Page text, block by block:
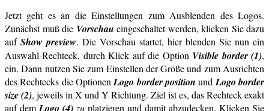
Jetzt geht es an die Einstellungen zum Ausblenden des Logos.
Zunächst muß die Vorschau eingeschaltet werden, klicken Sie dazu
auf Show preview. Die Vorschau startet, hier blenden Sie nun ein
Auswahl-Rechteck, durch Klick auf die Option Visible border (1),
ein. Dann nutzen Sie zum Einstellen der Größe und zum Ausrichten
des Rechtecks die OptionenLogo border position und Logo border
size (2), jeweils in X und Y Richtung. Ziel ist es, das Rechteck exakt
auf dem Logo (4) zu platzieren und damit abzudecken. Klicken Sie